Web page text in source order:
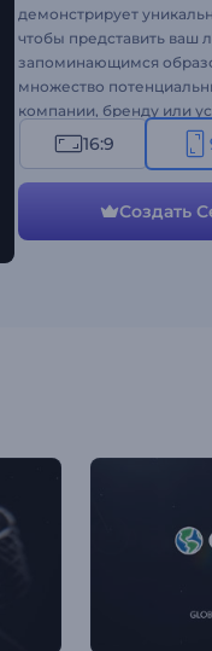
демонстрирует
чтобы представить ваш
запоминающимся
множество
компании, бренду или
нужно сделать, это
написать название и
подождать несколько
профессионально
заставку. Идеально
16:9
Создать